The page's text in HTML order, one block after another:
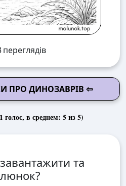
переглядів
ПРО ДИНОЗАВРІВ ⇦
1 голос, в среднем: 5из 5)
та